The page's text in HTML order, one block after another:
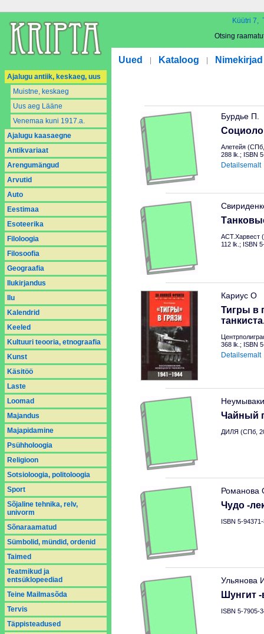
Küütri 7,
Otsing
Uued Kataloog Nimekirjad
Ajalugu antiik, keskaeg, uus
Muistne, keskaeg
Uus aeg Lääne
Venemaa kuni 1917.a.
Ajalugu kaasaegne
Antikvariaat
Arengumängud
Arvutid
Auto
Eestimaa
Esoteerika
Filoloogia
Filosoofia
Geograafia
Ilukirjandus
Ilu
Kalendrid
Keeled
Kultuuri teooria, etnograafia
Kunst
Käsitöö
Laste
Loomad
Majandus
Majapidamine
Psühholoogia
Religioon
Sotsioloogia, politoloogia
Sport
Sõjaline tehnika, relv,
univorm
Sõnaraamatud
Sümbolid, mündid, ordenid
Taimed
Teatmikud ja
entsüklopeediad
Teine Mailmasõda
Tervis
Täppisteadused
Бурдье П.
Алетейя
288 lk.; ISBN
Detailsemalt
АСТ.Харвест
112 lk.; ISBN
Кариус О
Тигры в
368 lk.; ISBN
Detailsemalt
Чайный
ДИЛЯ (СПб,
Романова
Чудо -
ISBN 5-
Ульянова
Шунгит
ISBN 5-7905-